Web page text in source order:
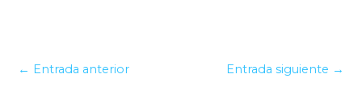
← Entrada anterior Entrada siguiente →